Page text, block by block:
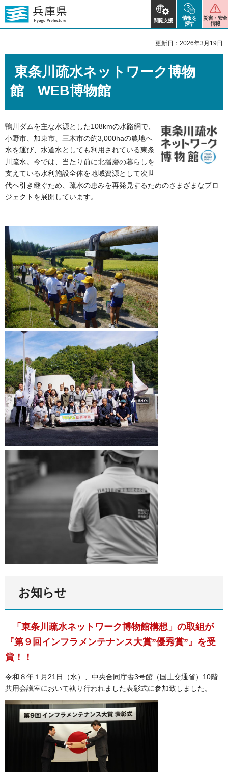
閲覧支援
情報を
探す
災害・安全
情報
更新日：2026年3月19日
東条川疏水ネットワーク博物
館 WEB博物館
鴨川ダムを主な水源とした108kmの水路網で、
小野市、加東市、三木市の約3,000haの農地へ
水を運び、水道水としても利用されている東条
川疏水。今では、当たり前に北播磨の暮らしを
支えている水利施設全体を地域資源として次世
代へ引き継ぐため、疏水の恵みを再発見するためのさまざまなプロ
ジェクトを展開しています。
お知らせ
「東条川疏水ネットワーク博物館構想」の取組が
『第９回インフラメンテナンス大賞”優秀賞”』を受
賞！！
令和８年１月21日（水）、中央合同庁舎3号館（国土交通省）10階
共用会議室において執り行われました表彰式に参加致しました。